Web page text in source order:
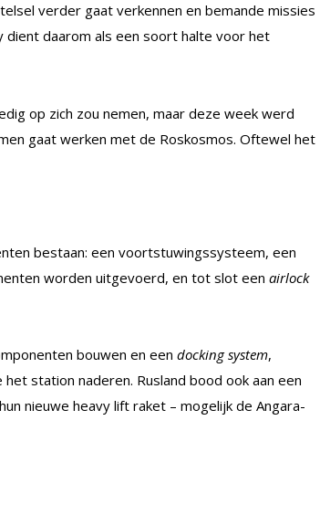
verder gaat verkennen en bemande missies
dient daarom als een soort halte voor het
op zich zou nemen, maar deze week werd
gaat werken met de Roskosmos. Oftewel het
bestaan: een voortstuwingssysteem, een
worden uitgevoerd, en tot slot een airlock
bouwen en een docking system,
station naderen. Rusland bood ook aan een
nieuwe heavy lift raket – mogelijk de Angara-